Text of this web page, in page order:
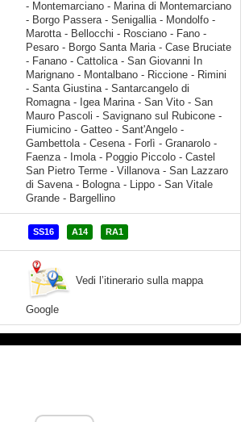
SS16 A14 RA1
Vedi l’itinerario sulla mappa
Google